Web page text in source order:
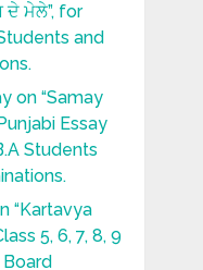
ਦੇ ਮੇਲੇ”, for
and
on “Samay
Essay
Students
“Kartavya
5, 6, 7, 8, 9